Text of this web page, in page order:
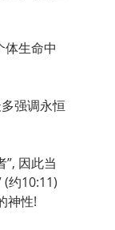
体生命中
强调永恒
”, 因此当
(约10:11)
神性!